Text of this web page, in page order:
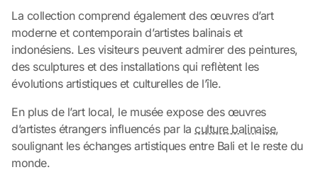
La collection comprend également des œuvres d’art
moderne et contemporain d’artistes balinais et
indonésiens. Les visiteurs peuvent admirer des peintures,
des sculptures et des installations qui reflètent les
évolutions artistiques et culturelles de l’île.
En plus de l’art local, le musée expose des œuvres
d’artistes étrangers influencés par laculture balinaise,
soulignant les échanges artistiques entre Bali et le reste du
monde.